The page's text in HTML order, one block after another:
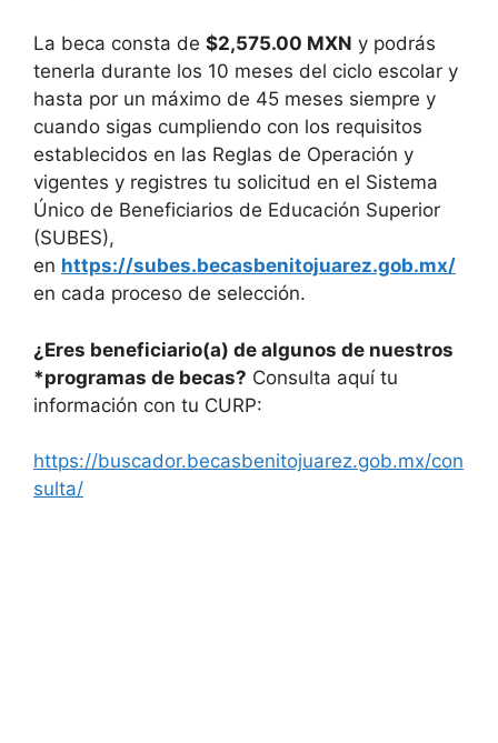
La beca consta de $2,575.00 MXN y podrás
tenerla durante los 10 meses del ciclo escolar y
hasta por un máximo de 45 meses siempre y
cuando sigas cumpliendo con los requisitos
establecidos en las Reglas de Operación y
vigentes y registres tu solicitud en el Sistema
Único de Beneficiarios de Educación Superior
(SUBES),
en https://subes.becasbenitojuarez.gob.mx/
en cada proceso de selección.
¿Eres beneficiario(a) de algunos de nuestros
*programas de becas? Consulta aquí tu
información con tu CURP:
https://buscador.becasbenitojuarez.gob.mx/con
sulta/